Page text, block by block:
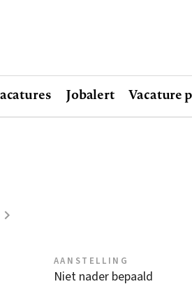
Jobalert Vacature
AANSTELLING
Niet nader bepaald